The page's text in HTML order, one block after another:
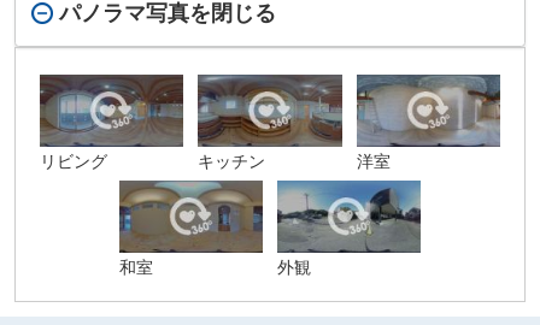
パノラマ写真を閉じる
リビング キッチン 洋室
和室 外観